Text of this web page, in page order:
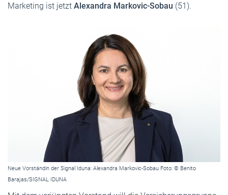
Marketing ist jetzt Alexandra Markovic-Sobau (51).
Neue Vorständin der Signal Iduna: Alexandra Markovic-Sobau Foto: © Benito
Barajas/SIGNAL IDUNA